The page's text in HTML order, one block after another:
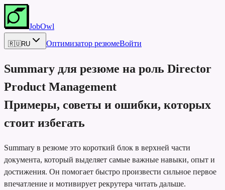
JobOwl
🇷🇺RU Оптимизатор резюмеВойти
Summary для резюме на роль Director
Product Management
Примеры, советы и ошибки, которых
стоит избегать
Summary в резюме это короткий блок в верхней части
документа, который выделяет самые важные навыки, опыт и
достижения. Он помогает быстро произвести сильное первое
впечатление и мотивирует рекрутера читать дальше.